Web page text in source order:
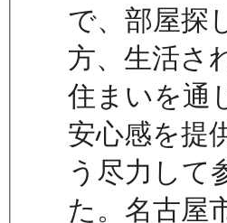
で、部屋探
方、生活さ
住まいを通
安心感を提
う尽力して
た。名古屋